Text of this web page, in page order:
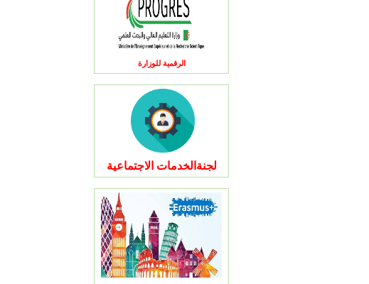
الرقمية للوزارة
لجنةالخدمات الاجتماعية